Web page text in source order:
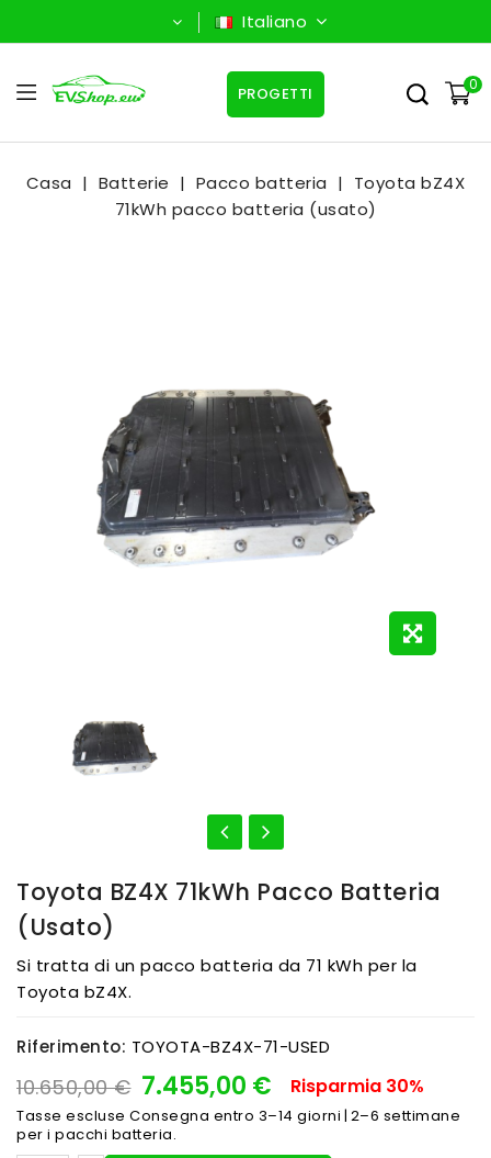
Italiano
0
PROGETTI
Casa Batterie Pacco batteria
Toyota bZ4X
71kWh pacco batteria (usato)
Toyota BZ4X 71kWh Pacco Batteria
(usato)
Si tratta di un pacco batteria da 71 kWh per la
Toyota bZ4X.
Riferimento: TOYOTA-BZ4X-71-USED
10.650,00 € 7.455,00 € Risparmia 30%
Tasse escluse Consegna entro 3–14 giorni | 2–6 settimane
per i pacchi batteria.